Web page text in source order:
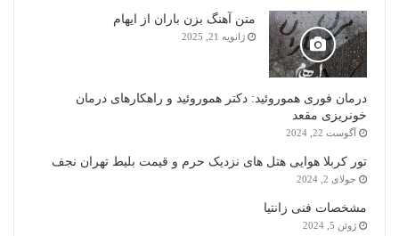
متن آهنگ بزن باران از ایهام
ژانویه 21, 2025
درمان فوری هموروئید: دکتر هموروئید و راهکارهای درمان
خونریزی مقعد
آگوست 22, 2024
تور کربلا هوایی هتل های نزدیک حرم و قیمت بلیط تهران نجف
جولای 2, 2024
مشخصات فنی زانتیا
ژوئن 5, 2024